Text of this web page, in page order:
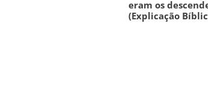
eram os
(Explicação